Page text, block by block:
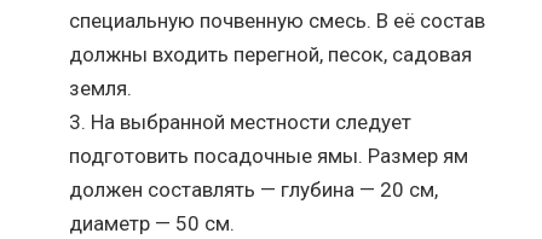
специальную почвенную смесь. В её состав
должны входить перегной, песок, садовая
земля.
На выбранной местности следует
подготовить посадочные ямы. Размер ям
должен составлять — глубина — 20 см,
диаметр — 50 см.